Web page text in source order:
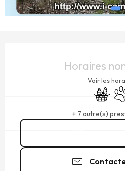
Horaires
Voir les
+ 7 autre(s)